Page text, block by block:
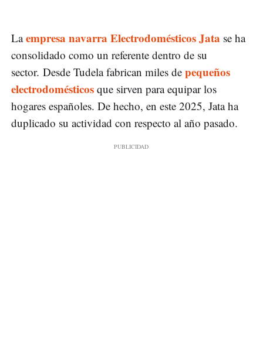
Laempresa navarra Electrodomésticos Jata se ha
consolidado como un referente dentro de su
sector. Desde Tudela fabrican miles de pequeños
electrodomésticos que sirven para equipar los
hogares españoles. De hecho, en este 2025, Jata ha
duplicado su actividad con respecto al año pasado.